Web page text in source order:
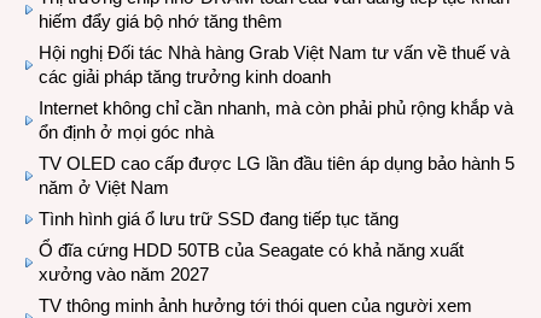
hiếm đẩy giá bộ nhớ tăng thêm
Hội nghị Đối tác Nhà hàng Grab Việt Nam tư vấn về thuế và
các giải pháp tăng trưởng kinh doanh
Internet không chỉ cần nhanh, mà còn phải phủ rộng khắp và
ổn định ở mọi góc nhà
TV OLED cao cấp được LG lần đầu tiên áp dụng bảo hành 5
năm ở Việt Nam
Tình hình giá ổ lưu trữ SSD đang tiếp tục tăng
Ổ đĩa cứng HDD 50TB của Seagate có khả năng xuất
xưởng vào năm 2027
TV thông minh ảnh hưởng tới thói quen của người xem